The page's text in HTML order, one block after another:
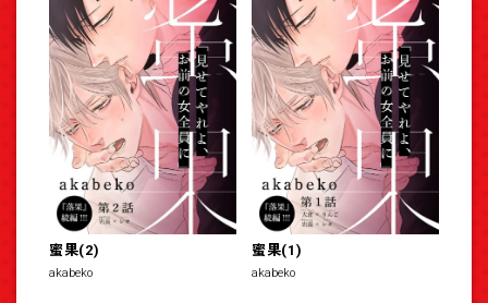
蜜果(2)
akabeko
蜜果(1)
akabeko